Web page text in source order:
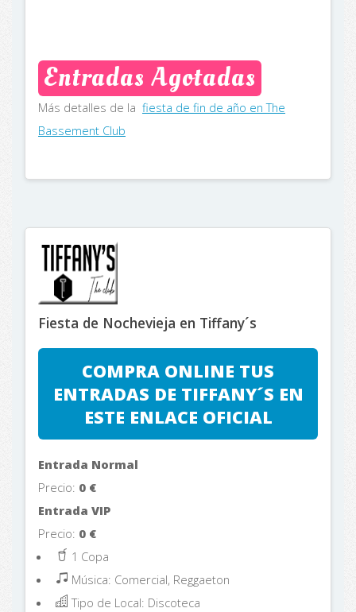
Entradas Agotadas
Más detalles de la fiesta de fin de año en The
Bassement Club
Fiesta de Nochevieja en Tiffany´s
COMPRA ONLINE TUS
ENTRADAS DE TIFFANY´S EN
ESTE ENLACE OFICIAL
Entrada Normal
Precio: 0 €
Entrada VIP
Precio: 0 €
1 Copa
Música: Comercial, Reggaeton
Tipo de Local: Discoteca